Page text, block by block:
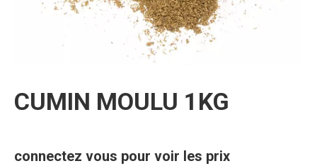
CUMIN MOULU 1KG
connectez vous pour voir les prix